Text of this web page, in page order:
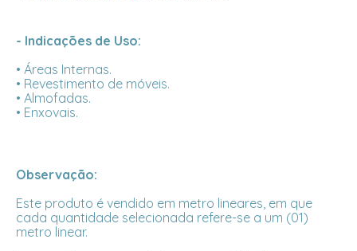
- Indicações de Uso:
• Áreas Internas.
• Revestimento de móveis.
• Almofadas.
• Enxovais.
Observação:
Este produto é vendido em metro lineares, em que
cada quantidade selecionada refere-se a um (01)
metro linear.